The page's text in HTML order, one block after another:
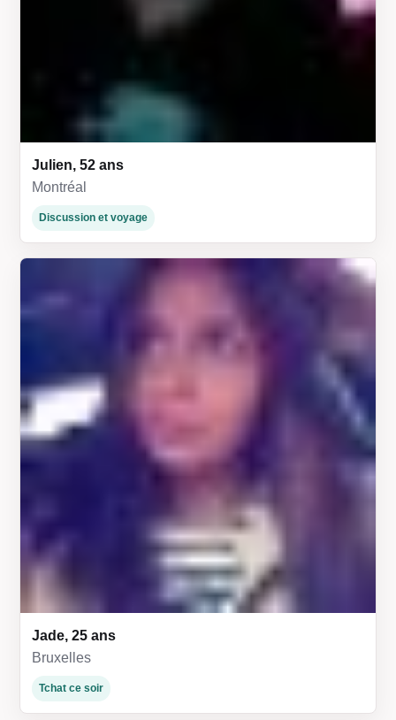
Julien, 52 ans
Montréal
Discussion et voyage
Jade, 25 ans
Bruxelles
Tchat ce soir